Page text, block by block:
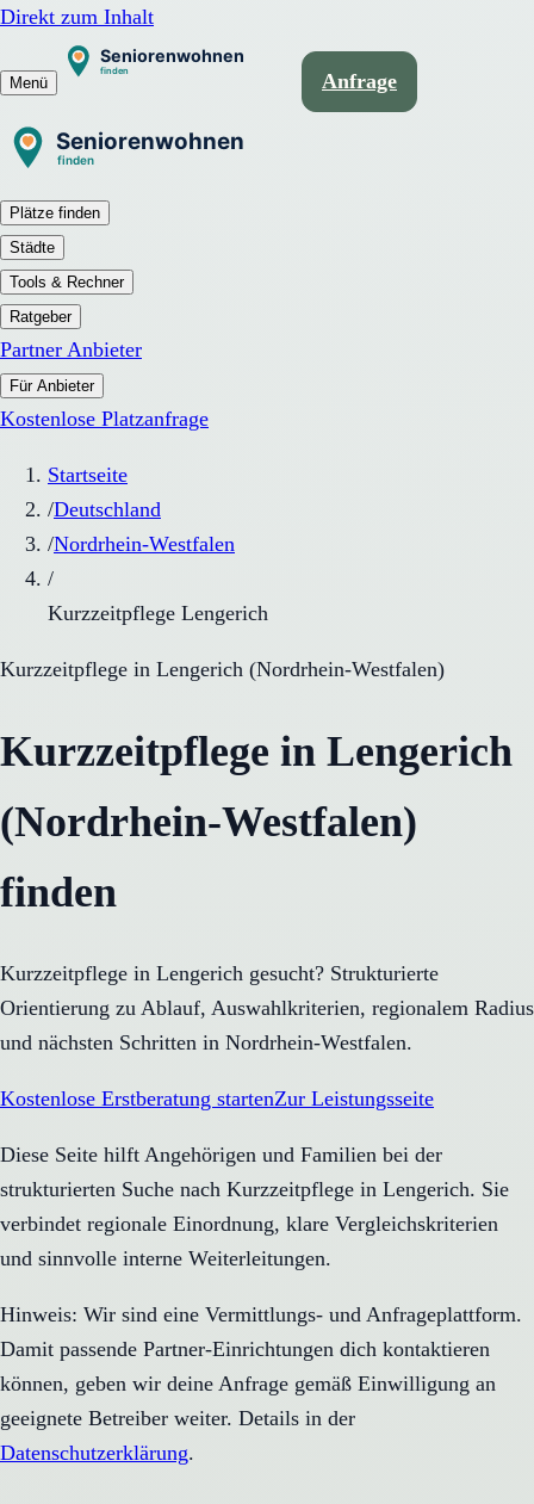
Direkt zum Inhalt
Menü Anfrage
Plätze finden
Städte
Tools & Rechner
Ratgeber
Partner Anbieter
Für Anbieter
Kostenlose Platzanfrage
Startseite
/Deutschland
/Nordrhein-Westfalen
/
Kurzzeitpflege Lengerich
Kurzzeitpflege in Lengerich (Nordrhein-Westfalen)
Kurzzeitpflege in Lengerich
(Nordrhein-Westfalen)
finden
Kurzzeitpflege in Lengerich gesucht? Strukturierte
Orientierung zu Ablauf, Auswahlkriterien, regionalem Radius
und nächsten Schritten in Nordrhein-Westfalen.
Kostenlose Erstberatung startenZur Leistungsseite
Diese Seite hilft Angehörigen und Familien bei der
strukturierten Suche nach Kurzzeitpflege in Lengerich. Sie
verbindet regionale Einordnung, klare Vergleichskriterien
und sinnvolle interne Weiterleitungen.
Hinweis: Wir sind eine Vermittlungs- und Anfrageplattform.
Damit passende Partner-Einrichtungen dich kontaktieren
können, geben wir deine Anfrage gemäß Einwilligung an
geeignete Betreiber weiter. Details in der
Datenschutzerklärung.